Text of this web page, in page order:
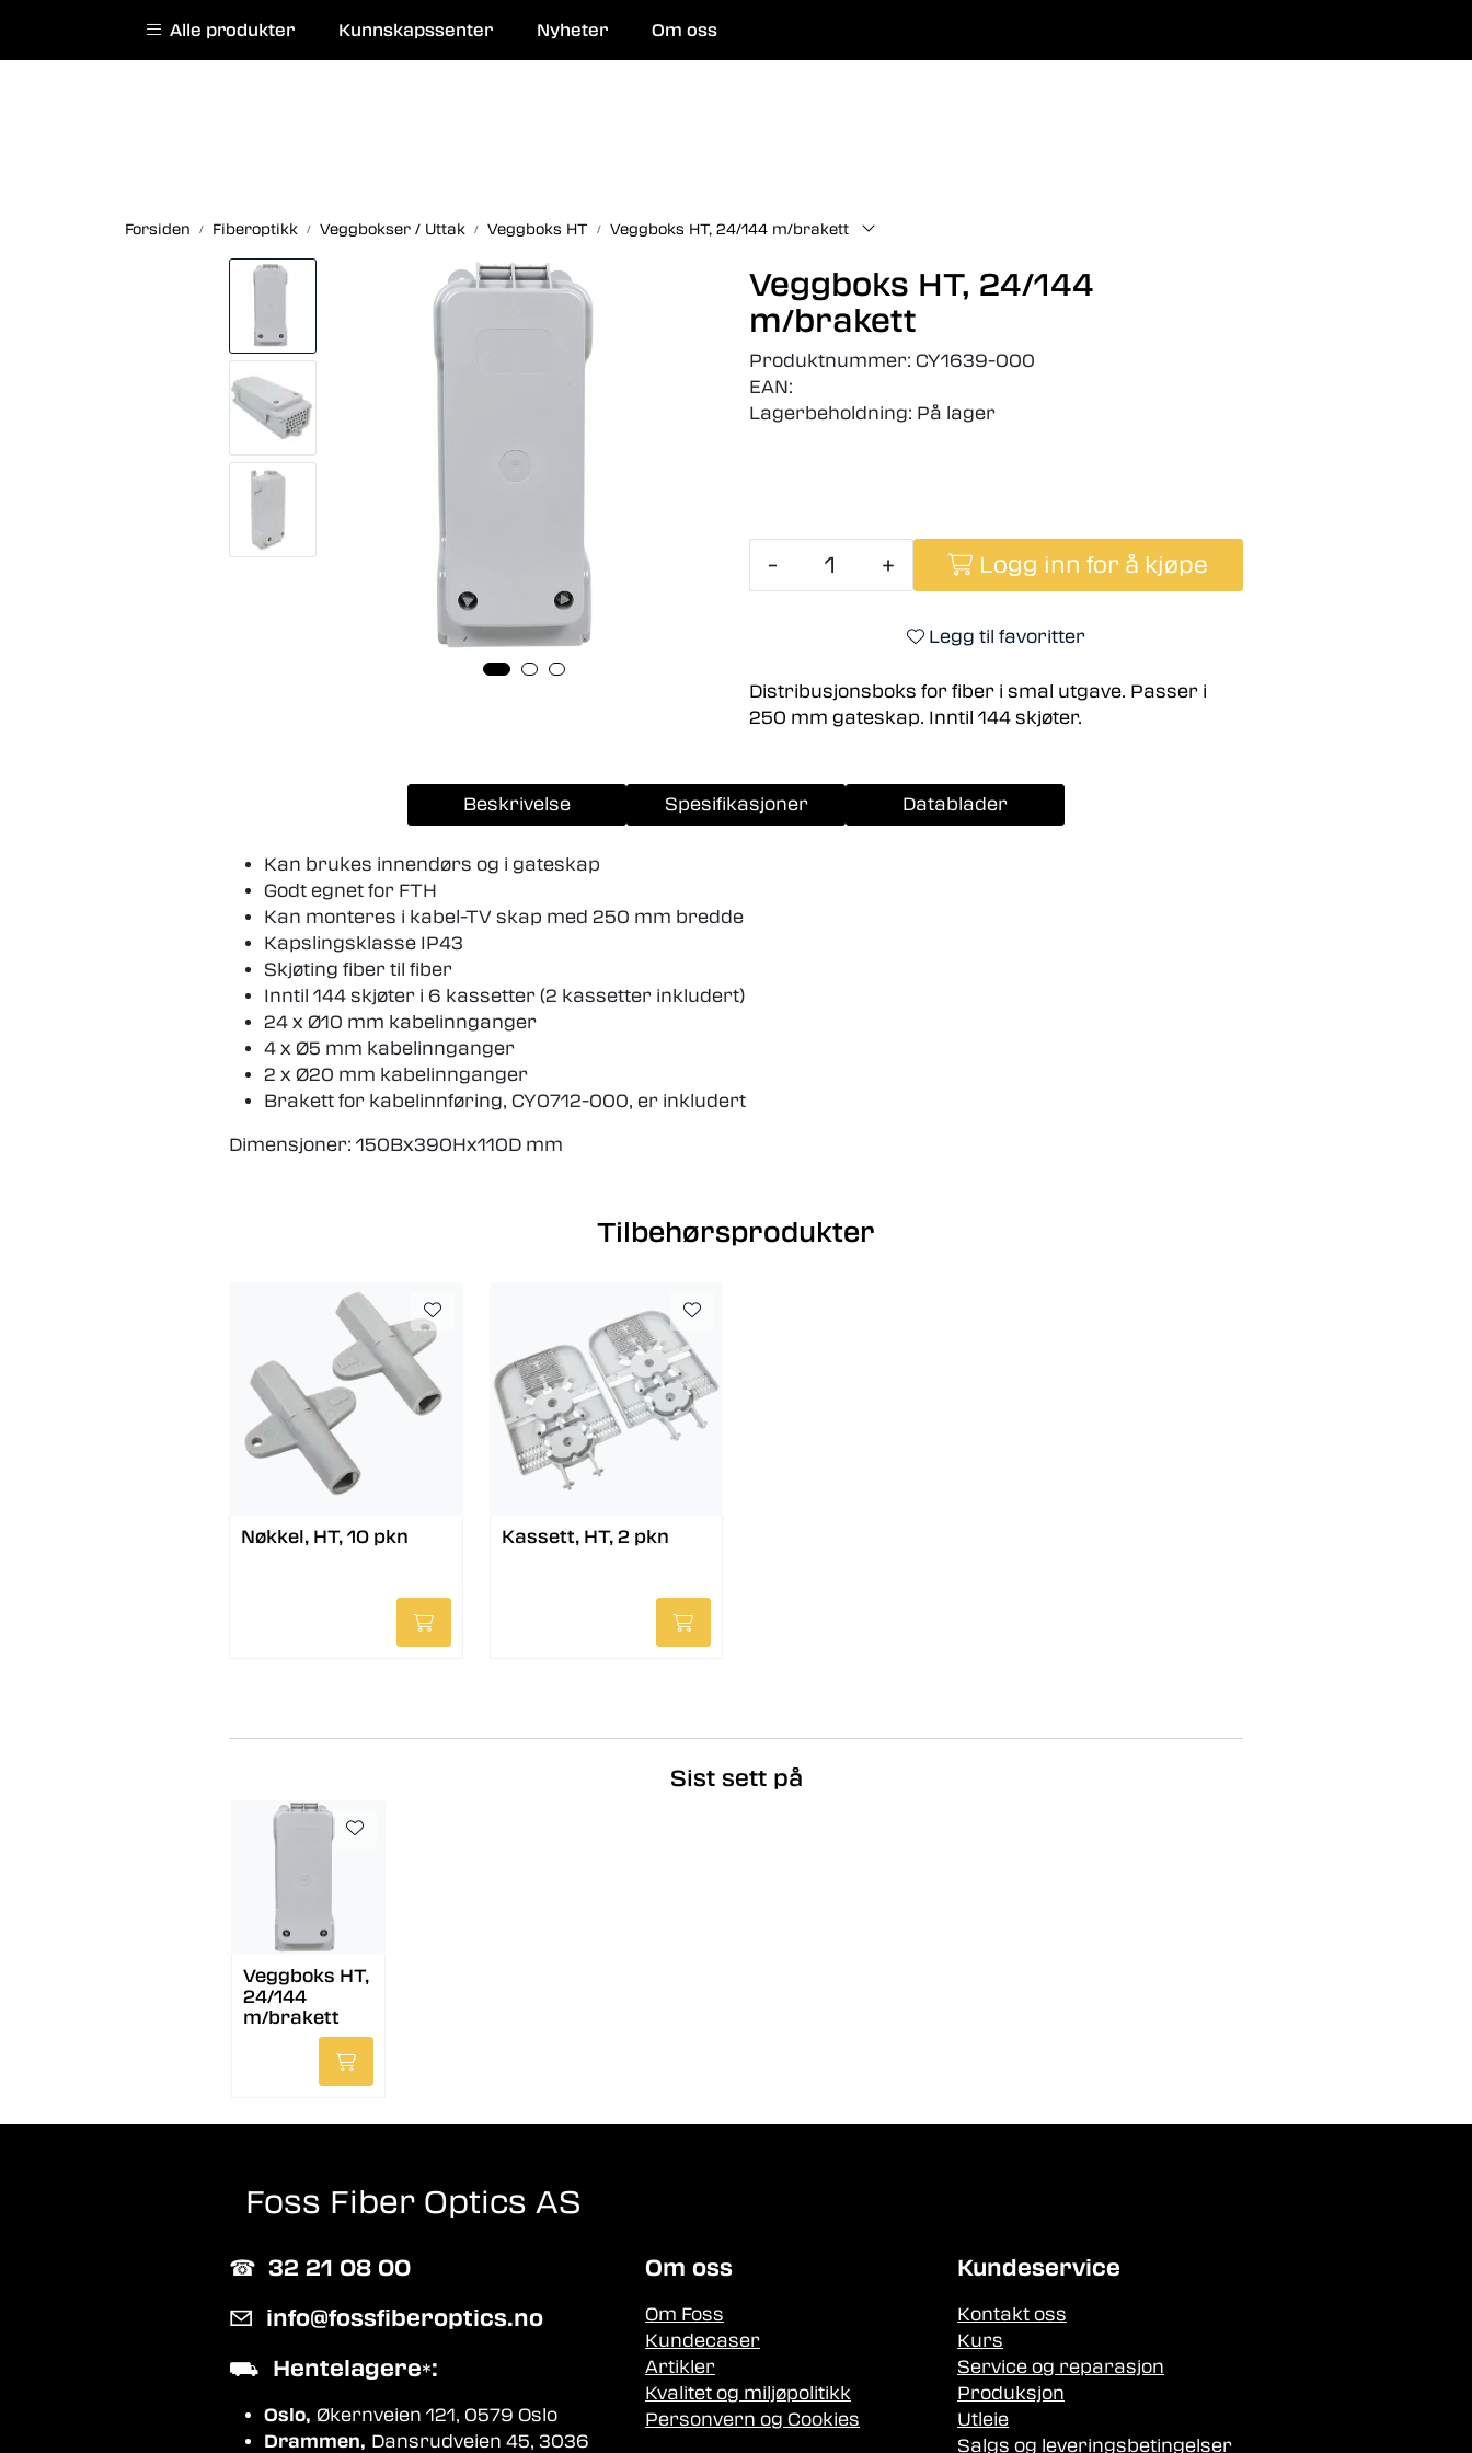
English website | Kurs | Service og reparasjon
Alle produkter Kunnskapssenter Nyheter Om oss
Forsiden Fiberoptikk Veggbokser / Uttak Veggboks HT Veggboks HT, 24/144 m/brakett
Veggboks HT, 24/144
m/brakett
Produktnummer: CY1639-000
EAN:
Lagerbeholdning: På lager
- + Logg inn for å kjøpe
Legg til favoritter
Distribusjonsboks for fiber i smal utgave. Passer i
250 mm gateskap. Inntil 144 skjøter.
Beskrivelse Spesifikasjoner Datablader
Kan brukes innendørs og i gateskap
Godt egnet for FTH
Kan monteres i kabel-TV skap med 250 mm bredde
Kapslingsklasse IP43
Skjøting fiber til fiber
Inntil 144 skjøter i 6 kassetter (2 kassetter inkludert)
24 x Ø10 mm kabelinnganger
4 x Ø5 mm kabelinnganger
2 x Ø20 mm kabelinnganger
Brakett for kabelinnføring, CY0712-000, er inkludert
Dimensjoner: 150Bx390Hx110D mm
Tilbehørsprodukter
Nøkkel, HT, 10 pkn Kassett, HT, 2 pkn
Sist sett på
Veggboks HT,
24/144
m/brakett
Foss Fiber Optics AS
☎︎ 32 21 08 00
✉ info@fossfiberoptics.no
⛟ Hentelagere*:
Oslo, Økernveien 121, 0579 Oslo
Drammen, Dansrudveien 45, 3036
Om oss
Om Foss
Kundecaser
Artikler
Kvalitet og miljøpolitikk
Personvern og Cookies
Kundeservice
Kontakt oss
Kurs
Service og reparasjon
Produksjon
Utleie
Salgs og leveringsbetingelser